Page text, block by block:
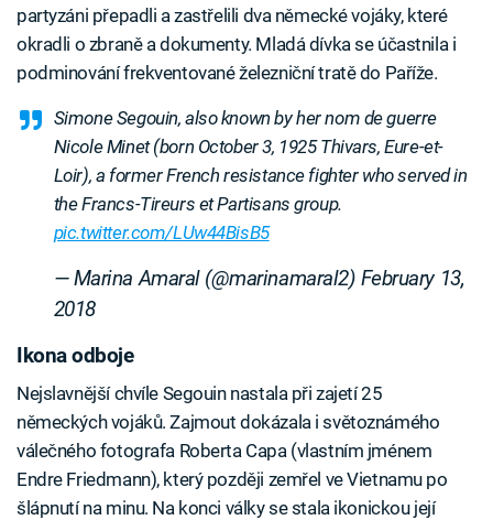
partyzáni přepadli a zastřelili dva německé vojáky, které
okradli o zbraně a dokumenty. Mladá dívka se účastnila i
podminování frekventované železniční tratě do Paříže.
Simone Segouin, also known by her nom de guerre
Nicole Minet (born October 3, 1925 Thivars, Eure-et-
Loir), a former French resistance fighter who served in
the Francs-Tireurs et Partisans group.
pic.twitter.com/LUw44BisB5
— Marina Amaral (@marinamaral2) February 13,
2018
Ikona odboje
Nejslavnější chvíle Segouin nastala při zajetí 25
německých vojáků. Zajmout dokázala i světoznámého
válečného fotografa Roberta Capa (vlastním jménem
Endre Friedmann), který později zemřel ve Vietnamu po
šlápnutí na minu. Na konci války se stala ikonickou její